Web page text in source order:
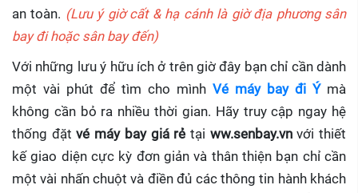
an toàn. (Lưu ý giờ cất & hạ cánh là giờ địa phương sân
bay đi hoặc sân bay đến)
Với những lưu ý hữu ích ở trên giờ đây bạn chỉ cần dành
một vài phút để tìm cho mình Vé máy bay đi Ýmà
không cần bỏ ra nhiều thời gian. Hãy truy cập ngay hệ
thống đặtvé máy bay giá rẻ tại ww.senbay.vnvới thiết
kế giao diện cực kỳ đơn giản và thân thiện bạn chỉ cần
một vài nhấn chuột và điền đủ các thông tin hành khách